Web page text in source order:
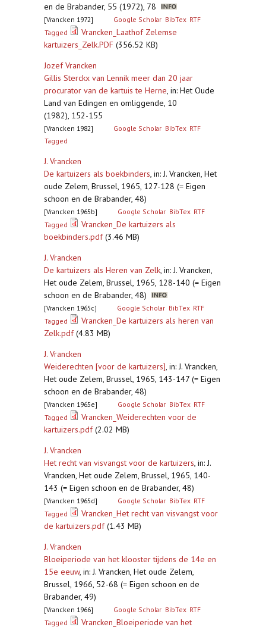
en de Brabander, 55 (1972), 78
[Vrancken 1972] Google Scholar BibTex RTF
Tagged
Vrancken_Laathof Zelemse
kartuizers_Zelk.PDF (356.52 KB)
Jozef Vrancken
Gillis Sterckx van Lennik meer dan 20 jaar
procurator van de kartuis te Herne, in: Het Oude
Land van Edingen en omliggende, 10
(1982), 152-155
[Vrancken 1982] Google Scholar BibTex RTF
Tagged
J. Vrancken
De kartuizers als boekbinders, in: J. Vrancken, Het
oude Zelem, Brussel, 1965, 127-128 (= Eigen
schoon en de Brabander, 48)
[Vrancken 1965b] Google Scholar BibTex RTF
Tagged
Vrancken_De kartuizers als
boekbinders.pdf(3.46 MB)
J. Vrancken
De kartuizers als Heren van Zelk, in: J. Vrancken,
Het oude Zelem, Brussel, 1965, 128-140 (= Eigen
schoon en de Brabander, 48)
[Vrancken 1965c] Google Scholar BibTex RTF
Tagged
Vrancken_De kartuizers als heren van
Zelk.pdf(4.83 MB)
J. Vrancken
Weiderechten [voor de kartuizers], in: J. Vrancken,
Het oude Zelem, Brussel, 1965, 143-147 (= Eigen
schoon en de Brabander, 48)
[Vrancken 1965e] Google Scholar BibTex RTF
Tagged
Vrancken_Weiderechten voor de
kartuizers.pdf(2.02 MB)
J. Vrancken
Het recht van visvangst voor de kartuizers, in: J.
Vrancken, Het oude Zelem, Brussel, 1965, 140-
143 (= Eigen schoon en de Brabander, 48)
[Vrancken 1965d] Google Scholar BibTex RTF
Tagged
Vrancken_Het recht van visvangst voor
de kartuizers.pdf(1.43 MB)
J. Vrancken
Bloeiperiode van het klooster tijdens de 14e en
15e eeuw, in: J. Vrancken, Het oude Zelem,
Brussel, 1966, 52-68 (= Eigen schoon en de
Brabander, 49)
[Vrancken 1966] Google Scholar BibTex RTF
Tagged
Vrancken_Bloeiperiode van het